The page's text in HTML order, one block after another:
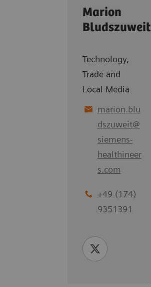
Marion
Bludszuweit
Technology,
Trade and
Local Media
marion.blu
dszuweit@
siemens-
healthineer
s.com
+49 (174)
9351391